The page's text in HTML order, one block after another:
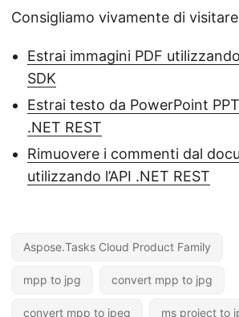
Consigliamo vivamente di
Estrai immagini PDF
SDK
Estrai testo da PowerPoint
.NET REST
Rimuovere i commenti dal
utilizzando l’API .NET REST
Aspose.Tasks Cloud Product Family
mpp to jpg convert mpp to jpg
convert mpp to jpeg ms project to